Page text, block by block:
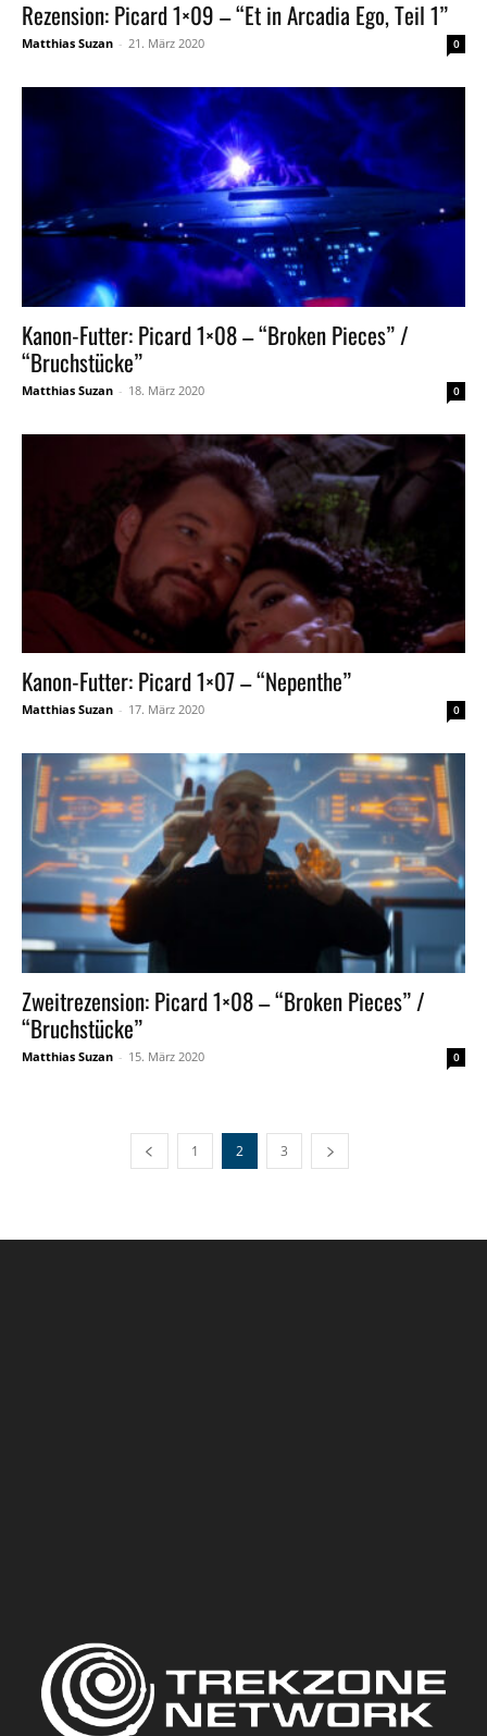
Rezension: Picard 1×09 – “Et in Arcadia Ego, Teil 1”
Matthias Suzan - 21. März 2020 0
Kanon-Futter: Picard 1×08 – “Broken Pieces” /
“Bruchstücke”
Matthias Suzan - 18. März 2020 0
Kanon-Futter: Picard 1×07 – “Nepenthe”
Matthias Suzan - 17. März 2020 0
Zweitrezension: Picard 1×08 – “Broken Pieces” /
“Bruchstücke”
Matthias Suzan - 15. März 2020 0
1 2 3